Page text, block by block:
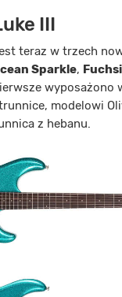
III
teraz w trzech
Sparkle,
wyposażono
modelowi
z hebanu.